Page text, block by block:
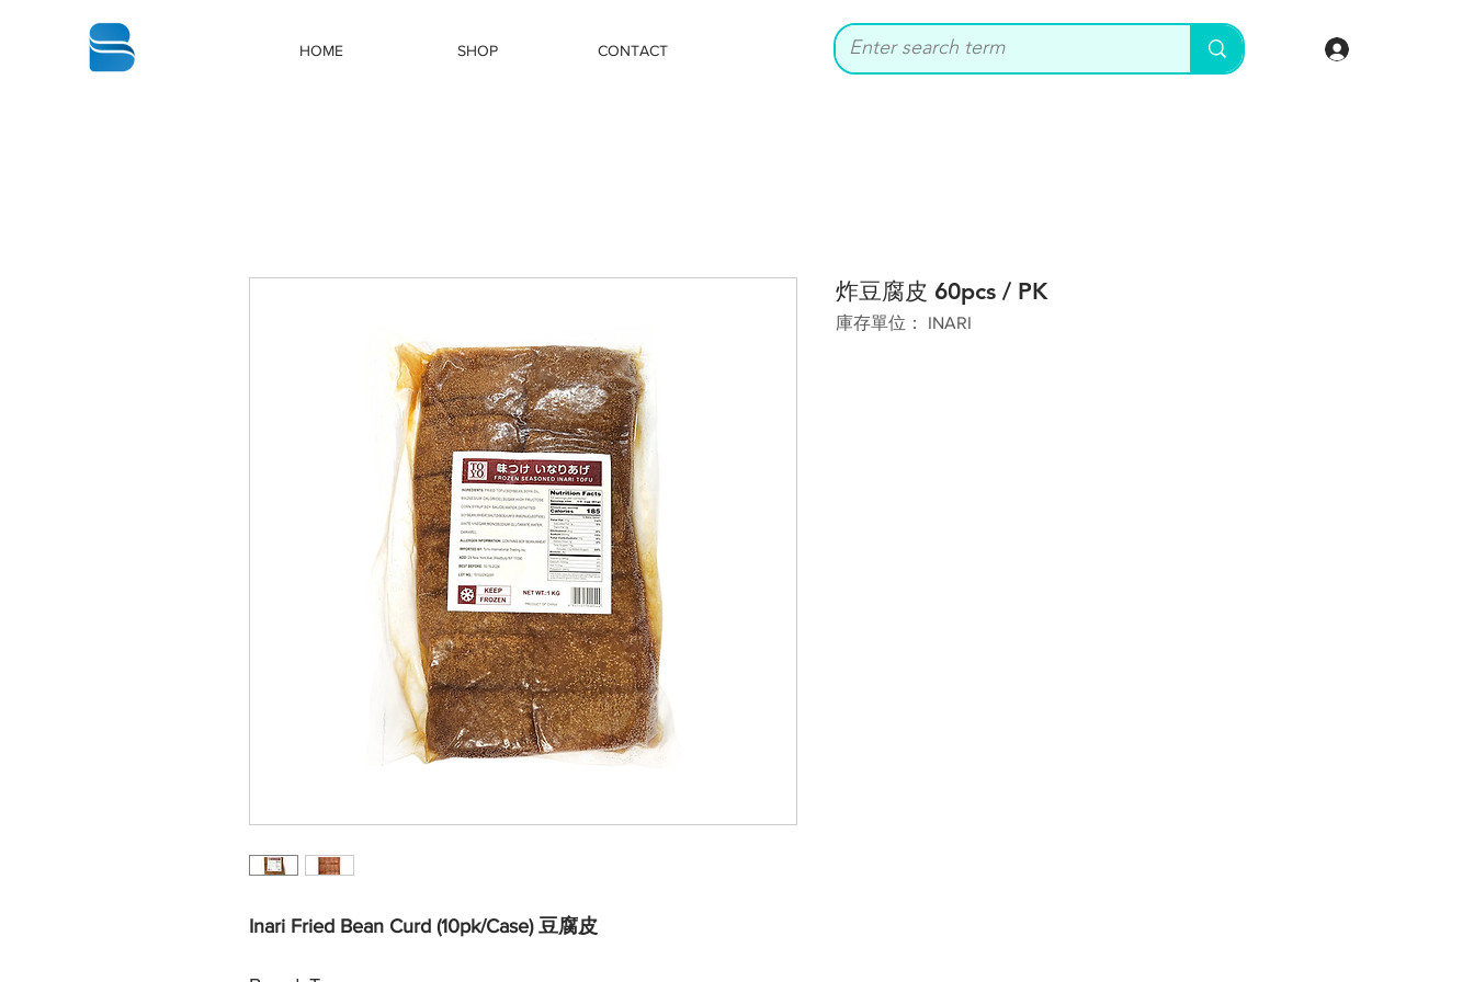
HOME SHOP CONTACT
Inari Fried Bean Curd (10pk/Case) 豆腐皮
炸豆腐皮 60pcs / PK
庫存單位： INARI